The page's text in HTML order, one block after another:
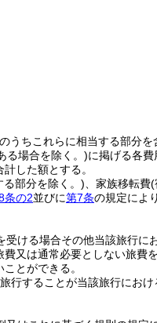
うちこれらに相当する部分を
る場合を除く。)に掲げる各
した額とする。
部分を除く。) 、家族移転費(
条の2並びに第7条の規定によ
ける場合その他当該旅行
又は通常必要としない旅費
とができる。
行することが当該旅行にお